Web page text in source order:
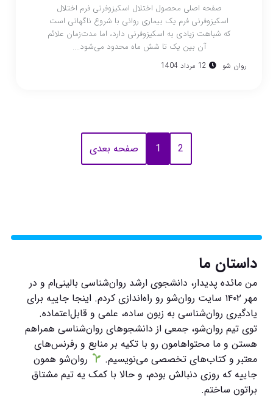
صفحه اصلی محصول اختلال اسکیزوفرنی فرم اختلال
اسکیزوفرنی فرم یک بیماری روانی با شروع ناگهانی است
که شباهت زیادی به اسکیزوفرنی دارد، اما مدت‌زمان علائم
آن بین یک تا شش ماه محدود می‌شود....
روان شو 12 مرداد 1404
1 2 صفحه بعدی
داستان ما
من مائده پدیدار، دانشجوی ارشد روان‌شناسی بالینی‌ام و در
مهر ۱۴۰۲ سایت روان‌شو رو راه‌اندازی کردم. اینجا جاییه برای
یادگیری روان‌شناسی به زبون ساده، علمی و قابل‌اعتماده.
توی تیم روان‌شو، جمعی از دانشجوهای روان‌شناسی همراهم
هستن و ما محتواهامون رو با تکیه بر منابع و رفرنس‌های
معتبر و کتاب‌های تخصصی می‌نویسیم.
روان‌شو همون
جاییه که روزی دنبالش بودم، و حالا با کمک یه تیم مشتاق
براتون ساختم.